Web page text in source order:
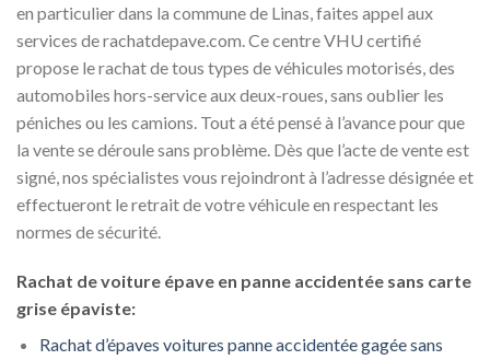
en particulier dans la commune de Linas, faites appel aux
services de rachatdepave.com. Ce centre VHU certifié
propose le rachat de tous types de véhicules motorisés, des
automobiles hors-service aux deux-roues, sans oublier les
péniches ou les camions. Tout a été pensé à l’avance pour que
la vente se déroule sans problème. Dès que l’acte de vente est
signé, nos spécialistes vous rejoindront à l’adresse désignée et
effectueront le retrait de votre véhicule en respectant les
normes de sécurité.
Rachat de voiture épave en panne accidentée sans carte
grise épaviste:
Rachat d’épaves voitures panne accidentée gagée sans